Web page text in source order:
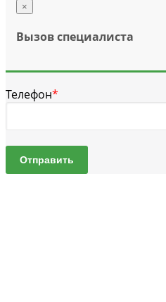
×
Вызов специалиста
Телефон*
Отправить